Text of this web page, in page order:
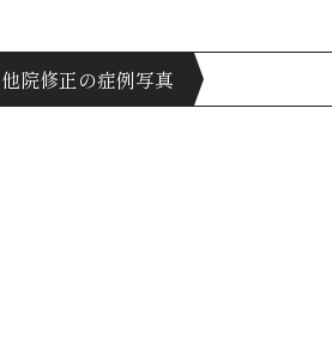
他院修正の症例写真